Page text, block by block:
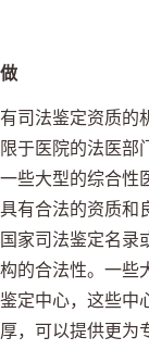
司法鉴定资质的
于医院的法医部
些大型的综合性
有合法的资质和
家司法鉴定名录
的合法性。一些
定中心，这些中
，可以提供更为